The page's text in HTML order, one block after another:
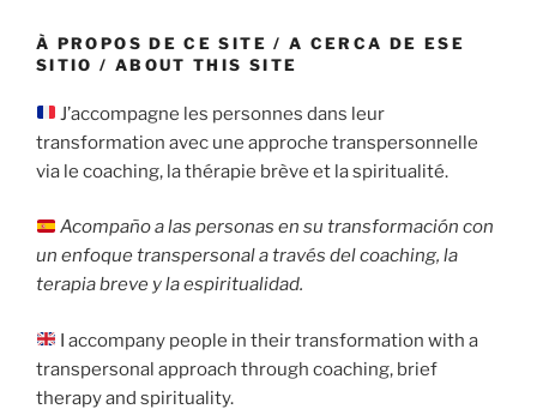
À PROPOS DE CE SITE / A CERCA DE ESE
SITIO / ABOUT THIS SITE
J’accompagne les personnes dans leur
transformation avec une approche transpersonnelle
via le coaching, la thérapie brève et la spiritualité.
Acompaño a las personas en su transformación con
un enfoque transpersonal a través del coaching, la
terapia breve y la espiritualidad.
I accompany people in their transformation with a
transpersonal approach through coaching, brief
therapy and spirituality.